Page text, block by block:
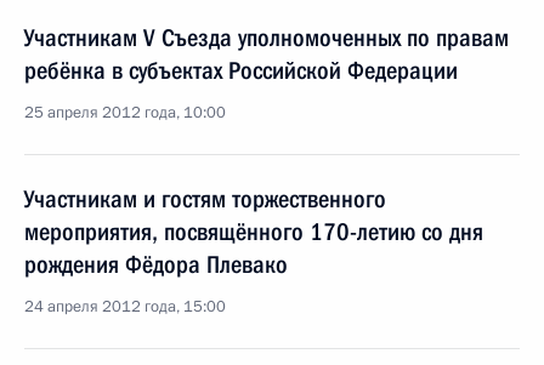
Участникам V Съезда уполномоченных по правам
ребёнка в субъектах Российской Федерации
25 апреля 2012 года, 10:00
Участникам и гостям торжественного
мероприятия, посвящённого 170-летию со дня
рождения Фёдора Плевако
24 апреля 2012 года, 15:00